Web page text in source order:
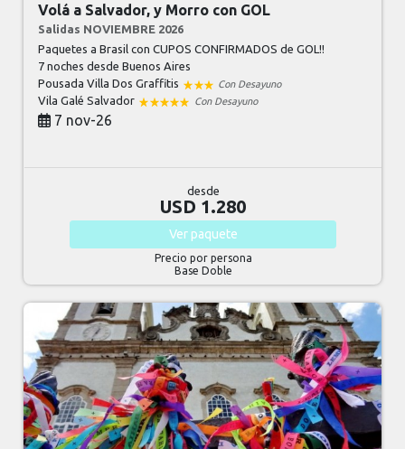
Volá a Salvador, y Morro con GOL
Salidas NOVIEMBRE 2026
Paquetes a Brasil con CUPOS CONFIRMADOS de GOL!!
7 nochesdesde Buenos Aires
Pousada Villa Dos Graffitis
Con Desayuno
Vila Galé Salvador Con Desayuno
7 nov-26
desde
USD 1.280
Ver paquete
Precio por persona
Base Doble